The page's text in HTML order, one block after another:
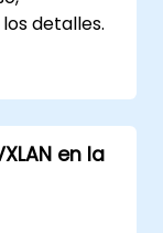
detalles.
en la